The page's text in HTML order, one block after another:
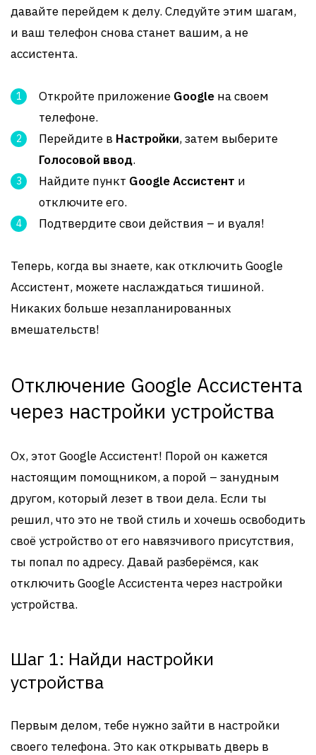
давайте перейдем к делу. Следуйте этим шагам,
и ваш телефон снова станет вашим, а не
ассистента.
Откройте приложение Google на своем
телефоне.
Перейдите в Настройки, затем выберите
Голосовой ввод.
Найдите пункт Google Ассистент и
отключите его.
Подтвердите свои действия – и вуаля!
Теперь, когда вы знаете, как отключить Google
Ассистент, можете наслаждаться тишиной.
Никаких больше незапланированных
вмешательств!
Отключение Google Ассистента
через настройки устройства
Ох, этот Google Ассистент! Порой он кажется
настоящим помощником, а порой – занудным
другом, который лезет в твои дела. Если ты
решил, что это не твой стиль и хочешь освободить
своё устройство от его навязчивого присутствия,
ты попал по адресу. Давай разберёмся, как
отключить Google Ассистента через настройки
устройства.
Шаг 1: Найди настройки
устройства
Первым делом, тебе нужно зайти в настройки
своего телефона. Это как открывать дверь в